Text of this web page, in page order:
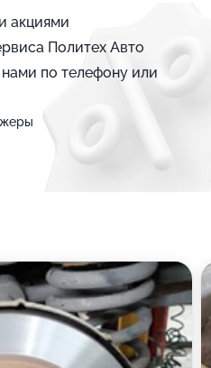
акциями
Политех Авто
по телефону или